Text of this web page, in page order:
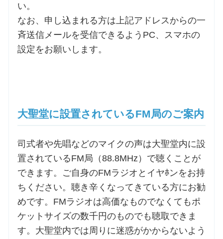
い。
なお、申し込まれる方は上記アドレスからの一
斉送信メールを受信できるようPC、スマホの
設定をお願いします。
大聖堂に設置されているFM局のご案内
司式者や先唱などのマイクの声は大聖堂内に設
置されているFM局（88.8MHz）で聴くことが
できます。ご自身のFMラジオとイヤﾎンをお持
ちください。聴き辛くなってきている方にお勧
めです。FMラジオは高価なものでなくてもポ
ケットサイズの数千円のものでも聴取できま
す。大聖堂内では周りに迷惑がかからないよう